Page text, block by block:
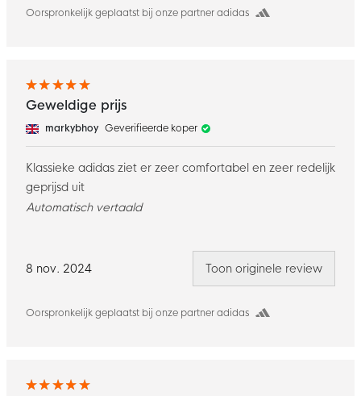
Oorspronkelijk geplaatst bij onze partner adidas
8 nov. 2024
Oorspronkelijk geplaatst bij onze partner adidas
Geweldige prijs
markybhoy Geverifieerde koper
Klassieke adidas ziet er zeer comfortabel en zeer redelijk
geprijsd uit
Automatisch vertaald
Toon originele review